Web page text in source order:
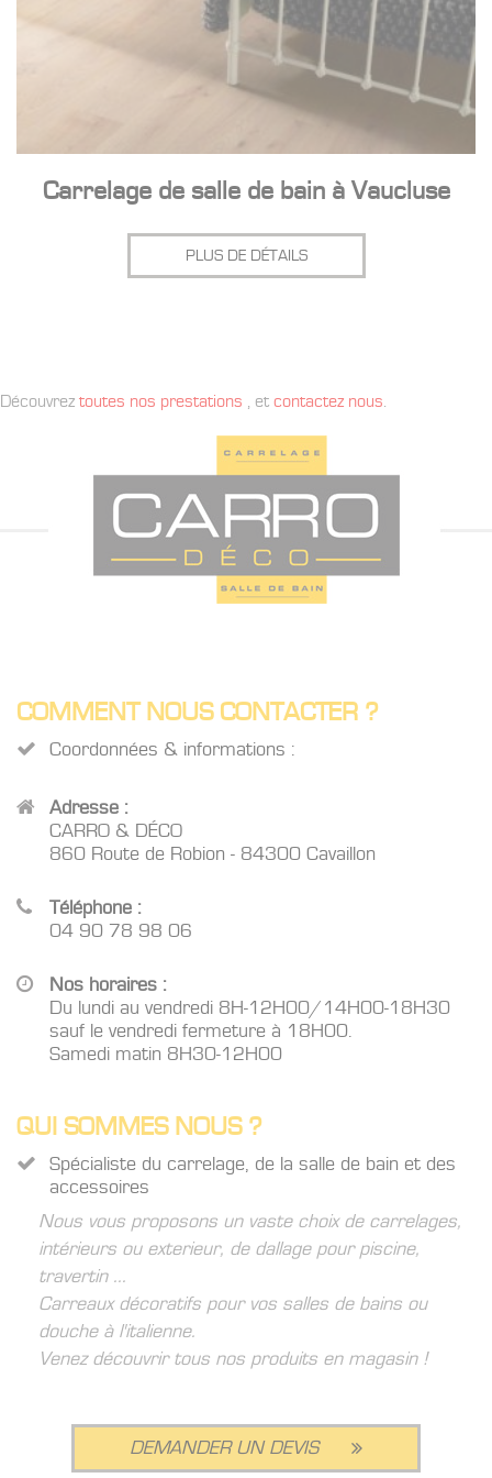
Carrelage de salle de bain à Vaucluse
PLUS DE DÉTAILS
Découvrez toutes nos prestations , et contactez nous
COMMENT NOUS CONTACTER ?
Coordonnées & informations :
Adresse :
CARRO & DÉCO
860 Route de Robion - 84300 Cavaillon
Téléphone :
04 90 78 98 06
Nos horaires :
Du lundi au vendredi 8H-12H00/14H00-18H30
sauf le vendredi fermeture à 18H00.
Samedi matin 8H30-12H00
QUI SOMMES NOUS ?
Spécialiste du carrelage, de la salle de bain et des
accessoires
Nous vous proposons un vaste choix de carrelages,
intérieurs ou exterieur, de dallage pour piscine,
travertin ...
Carreaux décoratifs pour vos salles de bains ou
douche à l'italienne.
Venez découvrir tous nos produits en magasin !
DEMANDER UN DEVIS